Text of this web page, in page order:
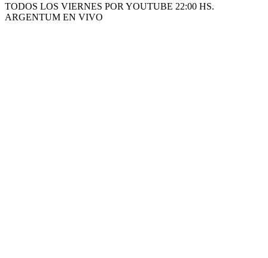
TODOS LOS VIERNES POR YOUTUBE 22:00 HS.
ARGENTUM EN VIVO